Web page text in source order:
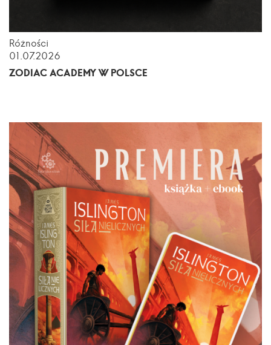
Różności
01.07.2026
ZODIAC ACADEMY W POLSCE